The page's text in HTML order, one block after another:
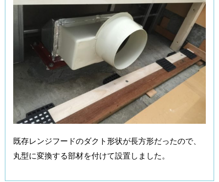
既存レンジフードのダクト形状が長方形だったので、
丸型に変換する部材を付けて設置しました。